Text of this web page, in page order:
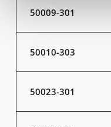
50009-301
50010-303
50023-301